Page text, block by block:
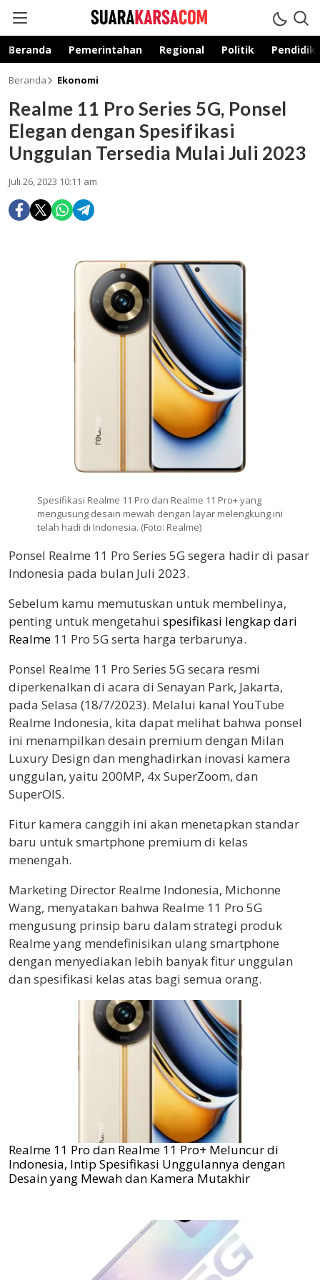
suarakarsa.com
Informasi terpercaya
Beranda Pemerintahan Regional Politik
Beranda Ekonomi
Realme 11 Pro Series 5G, Ponsel
Elegan dengan Spesifikasi
Unggulan Tersedia Mulai Juli 2023
Juli 26, 2023 10:11 am
Spesifikasi Realme 11 Pro dan Realme 11 Pro+ yang
mengusung desain mewah dengan layar melengkung ini
telah hadi di Indonesia. (Foto: Realme)
Ponsel Realme 11 Pro Series 5G segera hadir di pasar
Indonesia pada bulan Juli 2023.
Sebelum kamu memutuskan untuk membelinya,
penting untuk mengetahui spesifikasi lengkap dari
Realme 11 Pro 5G serta harga terbarunya.
Ponsel Realme 11 Pro Series 5G secara resmi
diperkenalkan di acara di Senayan Park, Jakarta,
pada Selasa (18/7/2023). Melalui kanal YouTube
Realme Indonesia, kita dapat melihat bahwa ponsel
ini menampilkan desain premium dengan Milan
Luxury Design dan menghadirkan inovasi kamera
unggulan, yaitu 200MP, 4x SuperZoom, dan
SuperOIS.
Fitur kamera canggih ini akan menetapkan standar
baru untuk smartphone premium di kelas
menengah.
Marketing Director Realme Indonesia, Michonne
Wang, menyatakan bahwa Realme 11 Pro 5G
mengusung prinsip baru dalam strategi produk
Realme yang mendefinisikan ulang smartphone
dengan menyediakan lebih banyak fitur unggulan
dan spesifikasi kelas atas bagi semua orang.
Realme 11 Pro dan Realme 11 Pro+ Meluncur di
Indonesia, Intip Spesifikasi Unggulannya dengan
Desain yang Mewah dan Kamera Mutakhir